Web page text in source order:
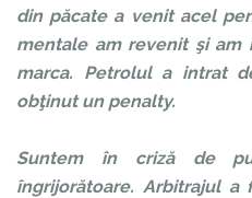
din păcate a venit acel
mentale am revenit şi am
marca. Petrolul a intrat
obţinut un penalty.
Suntem în criză de
îngrijorătoare. Arbitrajul